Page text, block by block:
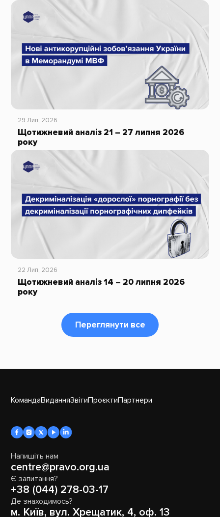
29 Лип, 2026
Щотижневий аналіз 21 – 27 липня 2026
року
22 Лип, 2026
Щотижневий аналіз 14 – 20 липня 2026
року
Переглянути все
КомандаВиданняЗвітиПроєктиПартнери
Напишіть нам
centre@pravo.org.ua
Є запитання?
+38 (044) 278-03-17
Де знаходимось?
м. Київ, вул. Хрещатик, 4, оф. 13